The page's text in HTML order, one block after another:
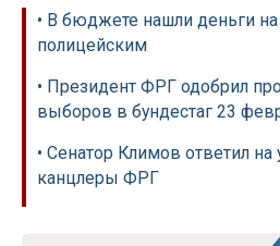
• В бюджете нашли деньги
полицейским
• Президент ФРГ одобрил
выборов в бундестаг 23
• Сенатор Климов ответил
канцлеры ФРГ